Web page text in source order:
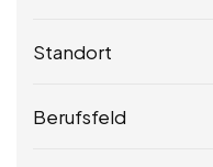
Standort
Berufsfeld